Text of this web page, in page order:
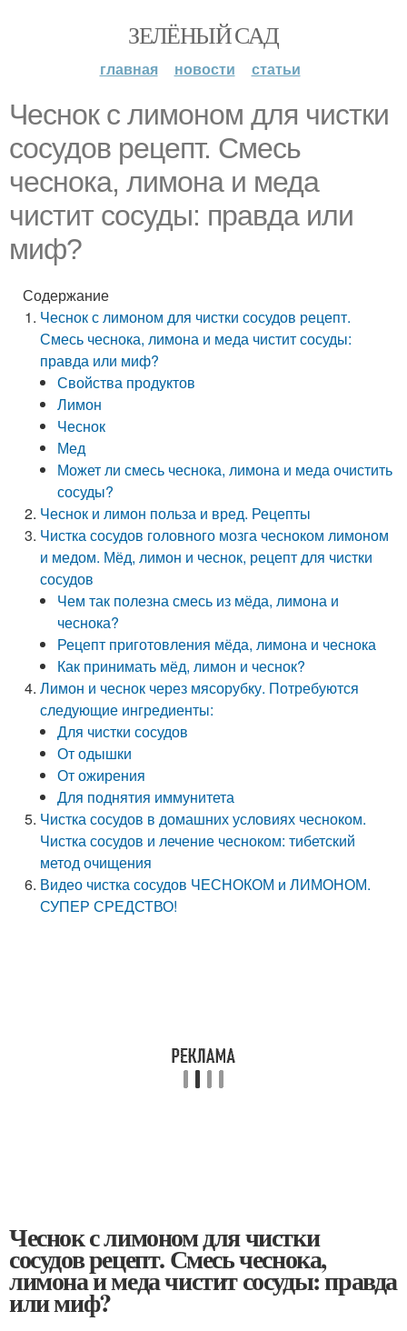
ЗЕЛЁНЫЙ САД
главная новости статьи
Чеснок с лимоном для чистки
сосудов рецепт. Смесь
чеснока, лимона и меда
чистит сосуды: правда или
миф?
Содержание
Чеснок с лимоном для чистки сосудов рецепт.
Смесь чеснока, лимона и меда чистит сосуды:
правда или миф?
Свойства продуктов
Лимон
Чеснок
Мед
Может ли смесь чеснока, лимона и меда очистить
сосуды?
Чеснок и лимон польза и вред. Рецепты
Чистка сосудов головного мозга чесноком лимоном
и медом. Мёд, лимон и чеснок, рецепт для чистки
сосудов
Чем так полезна смесь из мёда, лимона и
чеснока?
Рецепт приготовления мёда, лимона и чеснока
Как принимать мёд, лимон и чеснок?
Лимон и чеснок через мясорубку. Потребуются
следующие ингредиенты:
Для чистки сосудов
От одышки
От ожирения
Для поднятия иммунитета
Чистка сосудов в домашних условиях чесноком.
Чистка сосудов и лечение чесноком: тибетский
метод очищения
Видео чистка сосудов ЧЕСНОКОМ и ЛИМОНОМ.
СУПЕР СРЕДСТВО!
Чеснок с лимоном для чистки
сосудов рецепт. Смесь чеснока,
лимона и меда чистит сосуды: правда
или миф?